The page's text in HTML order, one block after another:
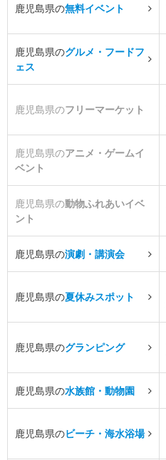
鹿児島県の無料イベント
鹿児島県のグルメ・フードフ
ェス
鹿児島県のフリーマーケット
鹿児島県のアニメ・ゲームイ
ベント
鹿児島県の動物ふれあいイベ
ント
鹿児島県の演劇・講演会
鹿児島県の夏休みスポット
鹿児島県のグランピング
鹿児島県の水族館・動物園
鹿児島県のビーチ・海水浴場